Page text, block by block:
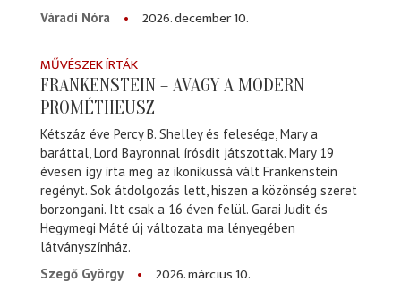
Váradi Nóra
2026. december 10.
MŰVÉSZEK ÍRTÁK
FRANKENSTEIN – AVAGY A MODERN
PROMÉTHEUSZ
Kétszáz éve Percy B. Shelley és felesége, Mary a
baráttal, Lord Bayronnal írósdit játszottak. Mary 19
évesen így írta meg az ikonikussá vált Frankenstein
regényt. Sok átdolgozás lett, hiszen a közönség szeret
borzongani. Itt csak a 16 éven felül. Garai Judit és
Hegymegi Máté új változata ma lényegében
látványszínház.
Szegő György
2026. március 10.